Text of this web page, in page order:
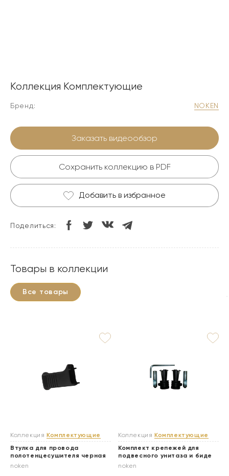
Коллекция Комплектующие
Бренд: NOKEN
Заказать видеообзор
Сохранить коллекцию в PDF
Добавить в избранное
Поделиться:
Товары в коллекции
Все товары
Коллекция Комплектующие
Втулка для провода
полотенцесушителя черная
noken
Коллекция Комплектующие
Комплект крепежей для
подвесного унитаза и биде
noken